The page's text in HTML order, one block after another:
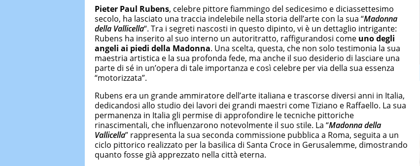
Pieter Paul Rubens, celebre pittore fiammingo del sedicesimo e diciassettesimo
secolo, ha lasciato una traccia indelebile nella storia dell’arte con la sua “Madonna
della Vallicella“. Tra i segreti nascosti in questo dipinto, vi è un dettaglio intrigante:
Rubens ha inserito al suo interno un autoritratto, raffigurandosi come uno degli
angeli ai piedi della Madonna. Una scelta, questa, che non solo testimonia la sua
maestria artistica e la sua profonda fede, ma anche il suo desiderio di lasciare una
parte di sé in un’opera di tale importanza e così celebre per via della sua essenza
“motorizzata”.
Rubens era un grande ammiratore dell’arte italiana e trascorse diversi anni in Italia,
dedicandosi allo studio dei lavori dei grandi maestri come Tiziano e Raffaello. La sua
permanenza in Italia gli permise di approfondire le tecniche pittoriche
rinascimentali, che influenzarono notevolmente il suo stile. La “Madonna della
Vallicella” rappresenta la sua seconda commissione pubblica a Roma, seguita a un
ciclo pittorico realizzato per la basilica di Santa Croce in Gerusalemme, dimostrando
quanto fosse già apprezzato nella città eterna.